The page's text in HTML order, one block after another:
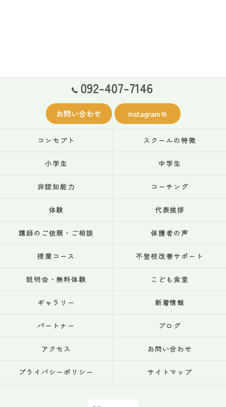
092-407-7146
お問い合わせ Instagram
コンセプト スクールの特徴
小学生 中学生
非認知能力 コーチング
体験 代表挨拶
講師のご依頼・ご相談 保護者の声
授業コース 不登校改善サポート
説明会・無料体験 こども食堂
ギャラリー 新着情報
パートナー ブログ
アクセス お問い合わせ
プライバシーポリシー サイトマップ